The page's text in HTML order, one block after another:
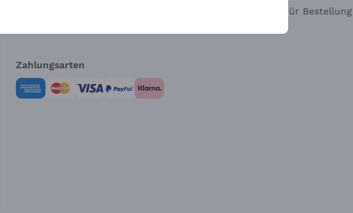
Widerrufsformular für Bestellung
Zahlungsarten